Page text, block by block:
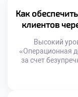
сотрудников
бизнеса.
Как
клиентов
Высокий
«Операционная
за счет
результат их